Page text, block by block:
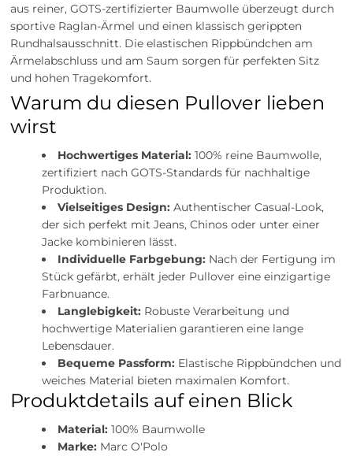
aus reiner, GOTS-zertifizierter Baumwolle überzeugt durch
sportive Raglan-Ärmel und einen klassisch gerippten
Rundhalsausschnitt. Die elastischen Rippbündchen am
Ärmelabschluss und am Saum sorgen für perfekten Sitz
und hohen Tragekomfort.
Warum du diesen Pullover lieben
wirst
Hochwertiges Material: 100% reine Baumwolle,
zertifiziert nach GOTS-Standards für nachhaltige
Produktion.
Vielseitiges Design: Authentischer Casual-Look,
der sich perfekt mit Jeans, Chinos oder unter einer
Jacke kombinieren lässt.
Individuelle Farbgebung: Nach der Fertigung im
Stück gefärbt, erhält jeder Pullover eine einzigartige
Farbnuance.
Langlebigkeit: Robuste Verarbeitung und
hochwertige Materialien garantieren eine lange
Lebensdauer.
Bequeme Passform: Elastische Rippbündchen und
weiches Material bieten maximalen Komfort.
Produktdetails auf einen Blick
Material: 100% Baumwolle
Marke: Marc O'Polo